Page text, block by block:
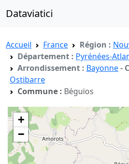
Dataviatici
Accueil France Région :
Département : Pyrénées-
Arrondissement : Bayonne-
Ostibarre
Commune : Béguios
+
−